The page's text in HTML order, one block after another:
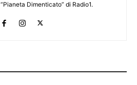
Dimenticato” di Radio1.